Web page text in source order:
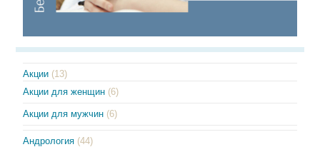
Акции (13)
Акции для женщин (6)
Акции для мужчин (6)
Андрология (44)